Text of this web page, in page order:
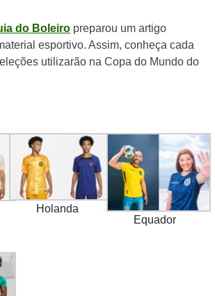
do Boleiro preparou um artigo
esportivo. Assim, conheça cada
utilizarão na Copa do Mundo do
Holanda
Equador